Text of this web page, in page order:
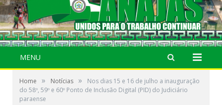
MENU
Home » Notícias »
Nos dias 15 e 16 de julho a inauguração
do 58º, 59º e 60º Ponto de Inclusão Digital (PID) do Judiciário
paraense